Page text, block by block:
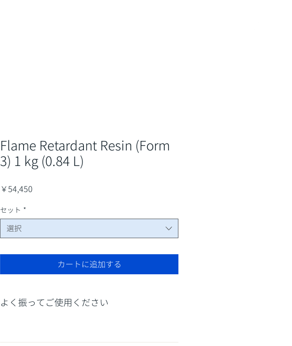
Flame Retardant Resin (Form
3) 1 kg (0.84 L)
￥54,450
セット *
選択
カートに追加する
よく振ってご使用ください